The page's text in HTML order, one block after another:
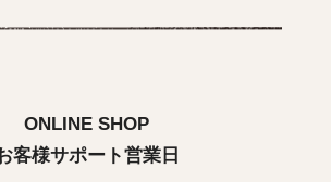
ONLINE SHOP
客様サポート営業日